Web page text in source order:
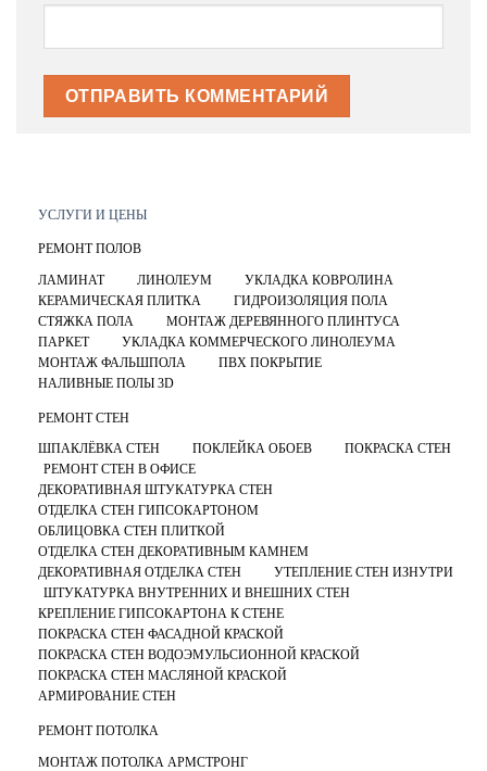
УСЛУГИ И ЦЕНЫ
РЕМОНТ ПОЛОВ
ЛАМИНАТ ЛИНОЛЕУМ
УКЛАДКА КОВРОЛИНА
КЕРАМИЧЕСКАЯ ПЛИТКА
ГИДРОИЗОЛЯЦИЯ ПОЛА
СТЯЖКА ПОЛА
МОНТАЖ ДЕРЕВЯННОГО ПЛИНТУСА
ПАРКЕТ
УКЛАДКА КОММЕРЧЕСКОГО ЛИНОЛЕУМА
МОНТАЖ ФАЛЬШПОЛА
ПВХ ПОКРЫТИЕ
НАЛИВНЫЕ ПОЛЫ 3D
РЕМОНТ СТЕН
ШПАКЛЁВКА СТЕН ПОКЛЕЙКА ОБОЕВ
ПОКРАСКА СТЕН
РЕМОНТ СТЕН В ОФИСЕ
ДЕКОРАТИВНАЯ ШТУКАТУРКА СТЕН
ОТДЕЛКА СТЕН ГИПСОКАРТОНОМ
ОБЛИЦОВКА СТЕН ПЛИТКОЙ
ОТДЕЛКА СТЕН ДЕКОРАТИВНЫМ КАМНЕМ
ДЕКОРАТИВНАЯ ОТДЕЛКА СТЕН
УТЕПЛЕНИЕ СТЕН ИЗНУТРИ
ШТУКАТУРКА ВНУТРЕННИХ И ВНЕШНИХ СТЕН
КРЕПЛЕНИЕ ГИПСОКАРТОНА К СТЕНЕ
ПОКРАСКА СТЕН ФАСАДНОЙ КРАСКОЙ
ПОКРАСКА СТЕН ВОДОЭМУЛЬСИОННОЙ КРАСКОЙ
ПОКРАСКА СТЕН МАСЛЯНОЙ КРАСКОЙ
АРМИРОВАНИЕ СТЕН
РЕМОНТ ПОТОЛКА
МОНТАЖ ПОТОЛКА АРМСТРОНГ